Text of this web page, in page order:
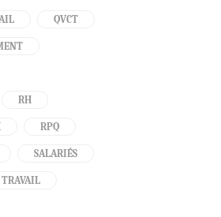
QVCT
RH
RPQ
SALARIÉS